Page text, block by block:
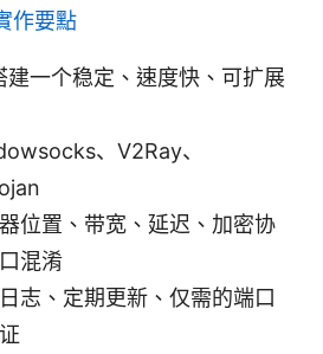
作要點
建一个稳定、速度快、可扩展
、V2Ray、
位置、带宽、延迟、加密协
混淆
志、定期更新、仅需的端口